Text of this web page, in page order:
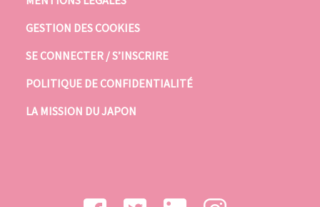
GESTION DES COOKIES
SE CONNECTER / S’INSCRIRE
POLITIQUE DE CONFIDENTIALITÉ
LA MISSION DU JAPON